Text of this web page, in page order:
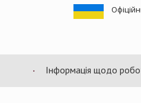
Інформація щодо